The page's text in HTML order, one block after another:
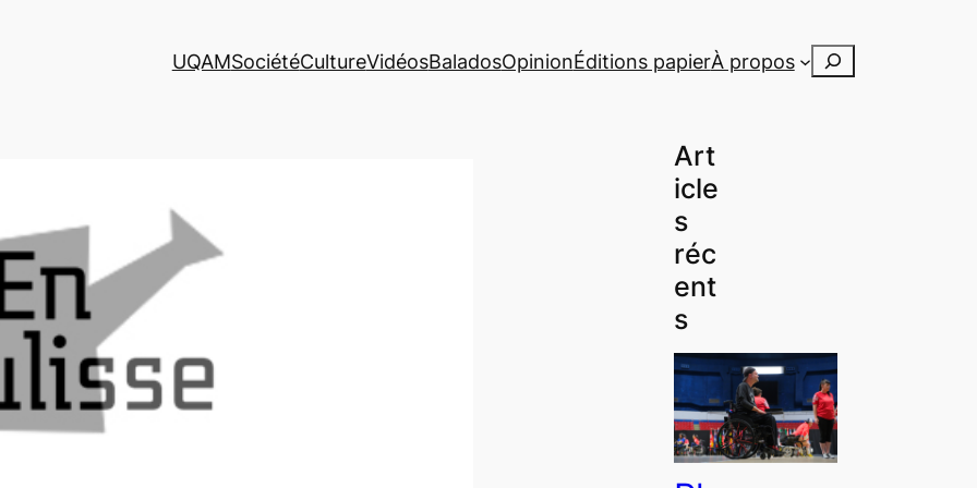
UQAMSociétéCultureVidéosBaladosOpinionÉditions papierÀ propos Rechercher
Art
icle
s
réc
ent
s